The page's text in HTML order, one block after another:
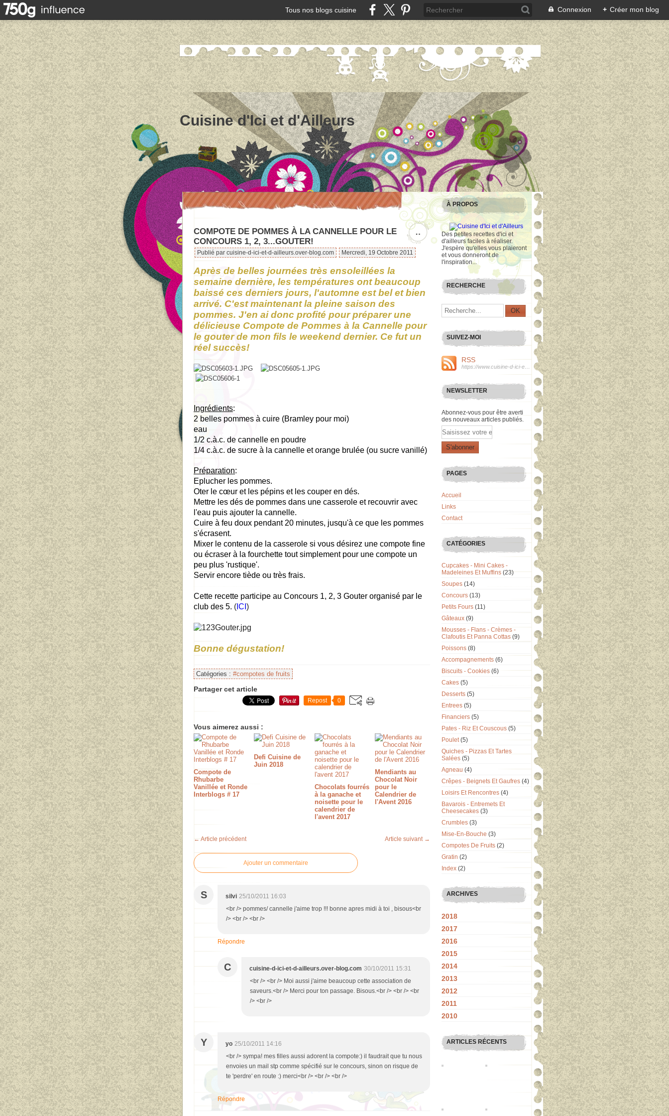
Tous nos blogs cuisine Connexion + Créer mon blog
Cuisine d'Ici et d'Ailleurs
…
COMPOTE DE POMMES À LA CANNELLE POUR LE
CONCOURS 1, 2, 3...GOUTER!
Publié par cuisine-d-ici-et-d-ailleurs.over-blog.com Mercredi, 19 Octobre 2011
Après de belles journées très ensoleillées la
semaine dernière, les températures ont beaucoup
baissé ces derniers jours, l'automne est bel et bien
arrivé. C'est maintenant la pleine saison des
pommes. J'en ai donc profité pour préparer une
délicieuse Compote de Pommes à la Cannelle pour
le gouter de mon fils le weekend dernier. Ce fut un
réel succès!
Ingrédients:
2 belles pommes à cuire (Bramley pour moi)
eau
1/2 c.à.c. de cannelle en poudre
1/4 c.à.c. de sucre à la cannelle et orange brulée (ou sucre vanillé)
Préparation:
Eplucher les pommes.
Oter le cœur et les pépins et les couper en dés.
Mettre les dés de pommes dans une casserole et recouvrir avec
l'eau puis ajouter la cannelle.
Cuire à feu doux pendant 20 minutes, jusqu'à ce que les pommes
s'écrasent.
Mixer le contenu de la casserole si vous désirez une compote fine
ou écraser à la fourchette tout simplement pour une compote un
peu plus 'rustique'.
Servir encore tiède ou très frais.
Cette recette participe au Concours 1, 2, 3 Gouter organisé par le
club des 5. ( ICI )
Bonne dégustation!
Catégories : #compotes de fruits
Partager cet article
Repost 0
Vous aimerez aussi :
Compote de
Rhubarbe
Vanillée et Ronde
Interblogs # 17
Defi Cuisine de
Juin 2018
Chocolats fourrés
à la ganache et
noisette pour le
calendrier de
l'avent 2017
Mendiants au
Chocolat Noir
pour le
Calendrier de
l'Avent 2016
← Article précédent Article suivant →
Ajouter un commentaire
S silvi 25/10/2011 16:03
<br /> pommes/ cannelle j'aime trop !!! bonne apres midi à toi , bisous<br
/> <br /> <br />
Répondre
C cuisine-d-ici-et-d-ailleurs.over-blog.com 30/10/2011 15:31
<br /> <br /> Moi aussi j'aime beaucoup cette association de
saveurs.<br /> Merci pour ton passage. Bisous.<br /> <br /> <br
/> <br />
Y yo 25/10/2011 14:16
<br /> sympa! mes filles aussi adorent la compote:) il faudrait que tu nous
envoies un mail stp comme spécifié sur le concours, sinon on risque de
te 'perdre' en route :) merci<br /> <br /> <br />
Répondre
À PROPOS
Des petites recettes d'ici et
d'ailleurs faciles à réaliser.
J'espère qu'elles vous plaieront
et vous donneront de
l'inspiration...
RECHERCHE
SUIVEZ-MOI
RSS
NEWSLETTER
Abonnez-vous pour être averti
des nouveaux articles publiés.
Email
PAGES
Accueil
Links
Contact
CATÉGORIES
Cupcakes - Mini Cakes -
Madeleines Et Muffins (23)
Soupes (14)
Concours (13)
Petits Fours (11)
Gâteaux (9)
Mousses - Flans - Crèmes -
Clafoutis Et Panna Cottas (9)
Poissons (8)
Accompagnements (6)
Biscuits - Cookies (6)
Cakes (5)
Desserts (5)
Entrees (5)
Financiers (5)
Pates - Riz Et Couscous (5)
Poulet(5)
Quiches - Pizzas Et Tartes
Salées (5)
Agneau (4)
Crêpes - Beignets Et Gaufres (4)
Loisirs Et Rencontres (4)
Bavarois - Entremets Et
Cheesecakes (3)
Crumbles (3)
Mise-En-Bouche (3)
Compotes De Fruits (2)
Gratin (2)
Index (2)
ARCHIVES
2018
2017
2016
2015
2014
2013
2012
2011
2010
ARTICLES RÉCENTS